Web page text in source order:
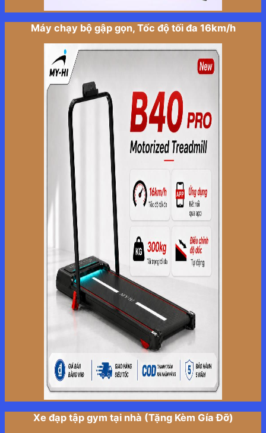
Máy chạy bộ gập gọn, Tốc độ tối đa 16km/h
Xe đạp tập gym tại nhà (Tặng Kèm Gía Đỡ)